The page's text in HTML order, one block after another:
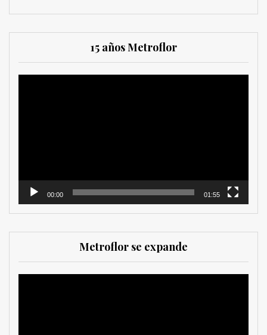
15 años Metroflor
00:00 01:55
Metroflor se expande